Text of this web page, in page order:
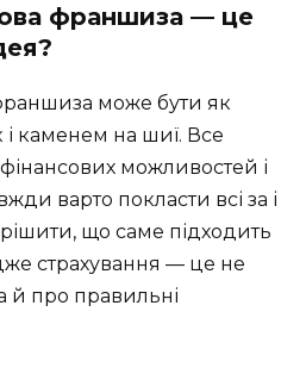
франшиза — це
може бути як
і каменем на шиї. Все
можливостей і
варто покласти всі за і
що саме підходить
страхування — це не
й про правильні